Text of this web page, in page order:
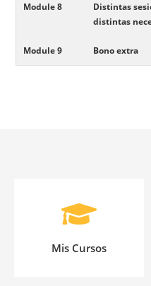
Module 8
Distintas
distintas
Module 9 Bono extra
Mis Cursos